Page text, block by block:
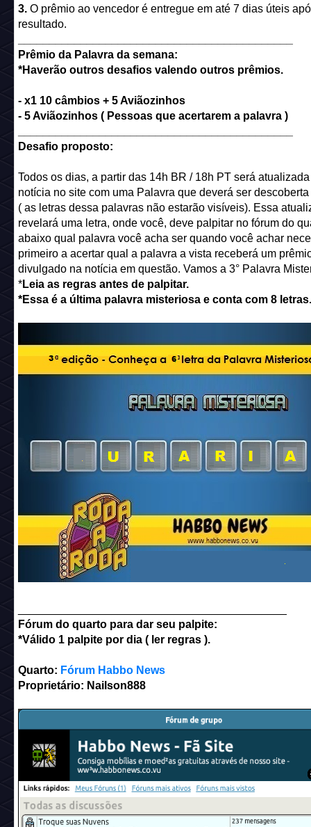
3. O prêmio ao vencedor é entregue em até 7 dias úteis
resultado.
Prêmio da Palavra da semana:
*Haverão outros desafios valendo outros prêmios.
- x1 10 câmbios + 5 Aviãozinhos
- 5 Aviãozinhos ( Pessoas que acertarem a palavra )
Desafio proposto:
Todos os dias, a partir das 14h BR / 18h PT será
notícia no site com uma Palavra que deverá ser
( as letras dessa palavras não estarão visíveis). Essa
revelará uma letra, onde você, deve palpitar no fórum do
abaixo qual palavra você acha ser quando você achar
primeiro a acertar qual a palavra a vista receberá um
divulgado na notícia em questão. Vamos a 3° Palavra
*Leia as regras antes de palpitar.
*Essa é a última palavra misteriosa e conta com 8 letras.
Fórum do quarto para dar seu palpite:
*Válido 1 palpite por dia ( ler regras ).
Quarto: Fórum Habbo News
Proprietário: Nailson888